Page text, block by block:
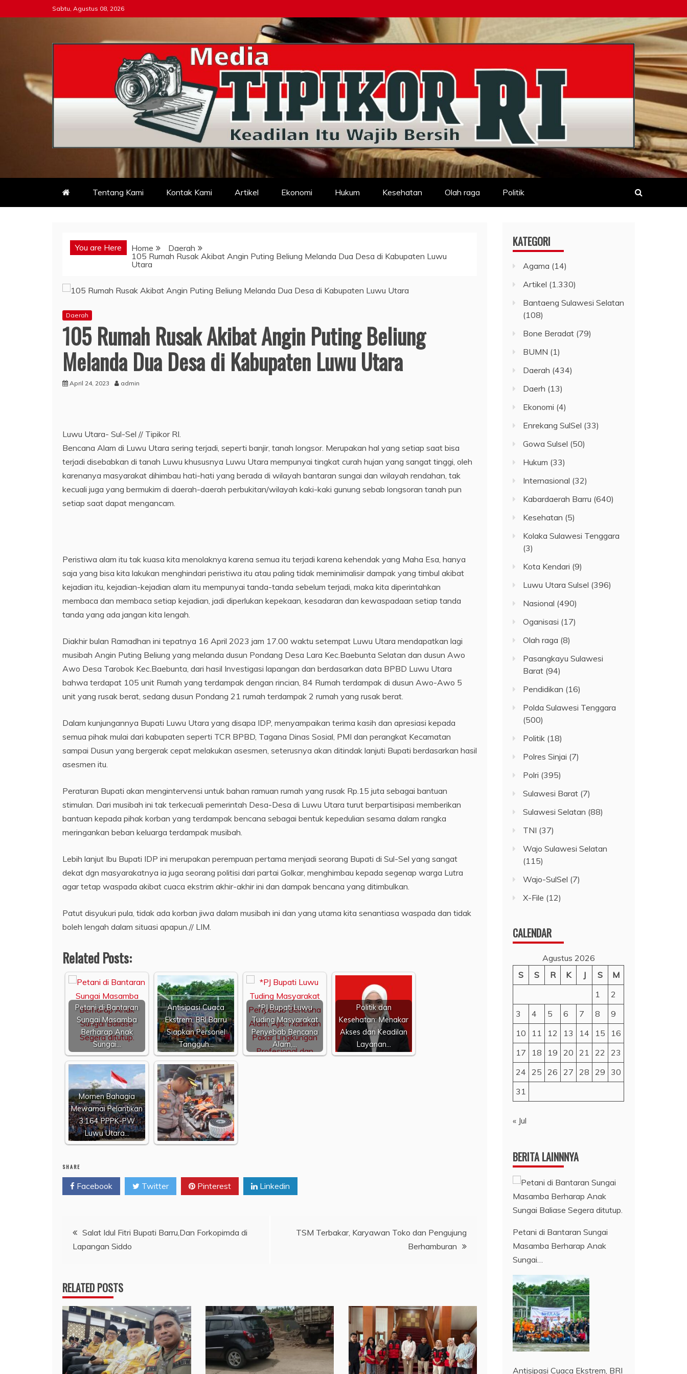
to
Sabtu, Agustus 08, 2026
Tipikor-ri-online.my.id
Keadilan Itu Wajib Bersih
Tentang Kami Kontak Kami Artikel Ekonomi Hukum Kesehatan Olah raga Politik
You are Here Home
Daerah
105 Rumah Rusak Akibat Angin Puting Beliung Melanda Dua Desa di Kabupaten Luwu
Utara
Daerah
105 Rumah Rusak Akibat Angin Puting Beliung
Melanda Dua Desa di Kabupaten Luwu Utara
April 24, 2023 admin
Luwu Utara- Sul-Sel // Tipikor RI.
Bencana Alam di Luwu Utara sering terjadi, seperti banjir, tanah longsor. Merupakan hal yang setiap saat bisa
terjadi disebabkan di tanah Luwu khususnya Luwu Utara mempunyai tingkat curah hujan yang sangat tinggi, oleh
karenanya masyarakat dihimbau hati-hati yang berada di wilayah bantaran sungai dan wilayah rendahan, tak
kecuali juga yang bermukim di daerah-daerah perbukitan/wilayah kaki-kaki gunung sebab longsoran tanah pun
setiap saat dapat mengancam.
Peristiwa alam itu tak kuasa kita menolaknya karena semua itu terjadi karena kehendak yang Maha Esa, hanya
saja yang bisa kita lakukan menghindari peristiwa itu atau paling tidak meminimalisir dampak yang timbul akibat
kejadian itu, kejadian-kejadian alam itu mempunyai tanda-tanda sebelum terjadi, maka kita diperintahkan
membaca dan membaca setiap kejadian, jadi diperlukan kepekaan, kesadaran dan kewaspadaan setiap tanda
tanda yang ada jangan kita lengah.
Diakhir bulan Ramadhan ini tepatnya 16 April 2023 jam 17.00 waktu setempat Luwu Utara mendapatkan lagi
musibah Angin Puting Beliung yang melanda dusun Pondang Desa Lara Kec.Baebunta Selatan dan dusun Awo
Awo Desa Tarobok Kec.Baebunta, dari hasil Investigasi lapangan dan berdasarkan data BPBD Luwu Utara
bahwa terdapat 105 unit Rumah yang terdampak dengan rincian, 84 Rumah terdampak di dusun Awo-Awo 5
unit yang rusak berat, sedang dusun Pondang 21 rumah terdampak 2 rumah yang rusak berat.
Dalam kunjungannya Bupati Luwu Utara yang disapa IDP, menyampaikan terima kasih dan apresiasi kepada
semua pihak mulai dari kabupaten seperti TCR BPBD, Tagana Dinas Sosial, PMI dan perangkat Kecamatan
sampai Dusun yang bergerak cepat melakukan asesmen, seterusnya akan ditindak lanjuti Bupati berdasarkan hasil
asesmen itu.
Peraturan Bupati akan mengintervensi untuk bahan ramuan rumah yang rusak Rp.15 juta sebagai bantuan
stimulan. Dari musibah ini tak terkecuali pemerintah Desa-Desa di Luwu Utara turut berpartisipasi memberikan
bantuan kepada pihak korban yang terdampak bencana sebagai bentuk kepedulian sesama dalam rangka
meringankan beban keluarga terdampak musibah.
Lebih lanjut Ibu Bupati IDP ini merupakan perempuan pertama menjadi seorang Bupati di Sul-Sel yang sangat
dekat dgn masyarakatnya ia juga seorang politisi dari partai Golkar, menghimbau kepada segenap warga Lutra
agar tetap waspada akibat cuaca ekstrim akhir-akhir ini dan dampak bencana yang ditimbulkan.
Patut disyukuri pula, tidak ada korban jiwa dalam musibah ini dan yang utama kita senantiasa waspada dan tidak
boleh lengah dalam situasi apapun.// LIM.
Related Posts:
Petani di Bantaran
Sungai Masamba
Berharap Anak
Sungai…
Antisipasi Cuaca
Ekstrem, BRI Barru
Siapkan Personel
Tangguh…
*PJ Bupati Luwu
Tuding Masyarakat
Penyebab Bencana
Alam,…
Politik dan
Kesehatan: Menakar
Akses dan Keadilan
Layanan…
Momen Bahagia
Mewarnai Pelantikan
3.164 PPPK-PW
Luwu Utara…
SHARE
Facebook Twitter Pinterest Linkedin
Navigasi
pos
Salat Idul Fitri Bupati Barru,Dan Forkopimda di
Lapangan Siddo
TSM Terbakar, Karyawan Toko dan Pengujung
Berhamburan
RELATED POSTS
KATEGORI
Agama (14)
Artikel (1.330)
Bantaeng Sulawesi Selatan
(108)
Bone Beradat (79)
BUMN (1)
Daerah (434)
Daerh (13)
Ekonomi (4)
Enrekang SulSel (33)
Gowa Sulsel (50)
Hukum (33)
Internasional (32)
Kabardaerah Barru (640)
Kesehatan (5)
Kolaka Sulawesi Tenggara
(3)
Kota Kendari (9)
Luwu Utara Sulsel (396)
Nasional (490)
Oganisasi (17)
Olah raga (8)
Pasangkayu Sulawesi
Barat (94)
Pendidikan (16)
Polda Sulawesi Tenggara
(500)
Politik (18)
Polres Sinjai (7)
Polri (395)
Sulawesi Barat (7)
Sulawesi Selatan (88)
TNI (37)
Wajo Sulawesi Selatan
(115)
Wajo-SulSel (7)
X-File (12)
CALENDAR
Agustus 2026
S
S R K J S
M
1
2
3
4 5 6 7 8
9
10
11 12 13 14 15
16
17
18 19 20 21 22
23
24
25 26 27 28 29
30
31
« Jul
BERITA LAINNNYA
Petani di Bantaran Sungai
Masamba Berharap Anak
Sungai…
Antisipasi Cuaca Ekstrem, BRI